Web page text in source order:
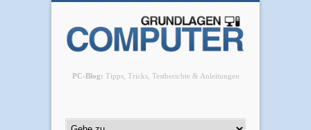
PC-Blog: Tipps, Tricks, Testberichte & Anleitungen